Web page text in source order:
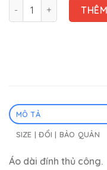
Áo dài cưới - AD125 số
MÔ TẢ
SIZE | ĐỔI | BẢO QUẢN
Áo dài đính thủ công.